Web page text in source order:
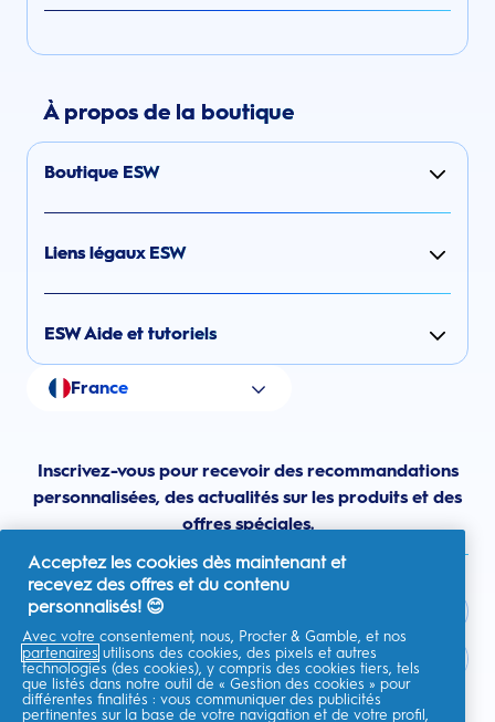
À propos de la boutique
Boutique ESW
Liens légaux ESW
ESW Aide et tutoriels
France
Inscrivez-vous pour recevoir des recommandations
personnalisées, des actualités sur les produits et des
offres spéciales.
France
Acceptez les cookies dès maintenant et
recevez des offres et du contenu
personnalisés! 😊
Avec votre consentement, nous, Procter & Gamble, et nos
partenaires utilisons des cookies, des pixels et autres
technologies (des cookies), y compris des cookies tiers, tels
que listés dans notre outil de « Gestion des cookies » pour
différentes finalités : vous communiquer des publicités
pertinentes sur la base de votre navigation et de votre profil,